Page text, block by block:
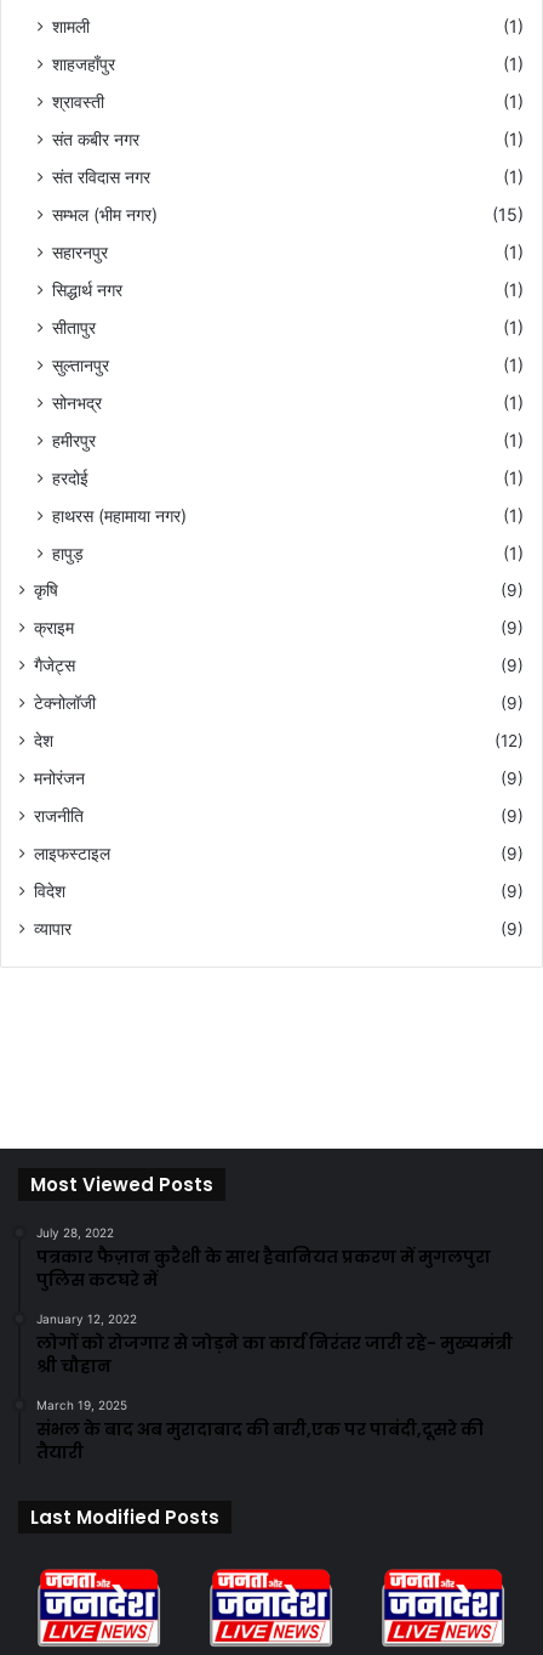
शामली
(1)
शाहजहाँपुर
(1)
श्रावस्ती
(1)
संत कबीर नगर
(1)
संत रविदास नगर
(1)
सम्भल (भीम नगर)
(15)
सहारनपुर
(1)
सिद्धार्थ नगर
(1)
सीतापुर
(1)
सुल्तानपुर
(1)
सोनभद्र
(1)
हमीरपुर
(1)
हरदोई
(1)
हाथरस (महामाया नगर)
(1)
हापुड़
(1)
कृषि
(9)
क्राइम
(9)
गैजेट्स
(9)
टेक्नोलॉजी
(9)
देश
(12)
मनोरंजन
(9)
राजनीति
(9)
लाइफस्टाइल
(9)
विदेश
(9)
व्यापार
(9)
Most Viewed Posts
July 28, 2022
पत्रकार फैज़ान कुरैशी के साथ हैवानियत प्रकरण में मुगलपुरा
पुलिस कटघरे में
January 12, 2022
लोगों को रोजगार से जोड़ने का कार्य निरंतर जारी रहे- मुख्यमंत्री
श्री चौहान
March 19, 2025
संभल के बाद अब मुरादाबाद की बारी,एक पर पाबंदी,दूसरे की
तैयारी
Last Modified Posts